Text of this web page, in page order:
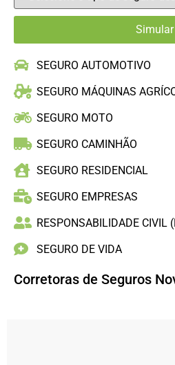
SEGURO AUTOMOTIVO
SEGURO MÁQUINAS
SEGURO MOTO
SEGURO CAMINHÃO
SEGURO RESIDENCIAL
SEGURO EMPRESAS
RESPONSABILIDADE CIVIL
SEGURO DE VIDA
Corretoras de Seguros